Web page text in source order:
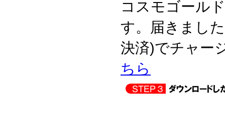
コスモゴール
す。届きまし
決済)でチャー
ちら